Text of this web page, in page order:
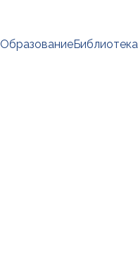
ОбразованиеБиблиотека